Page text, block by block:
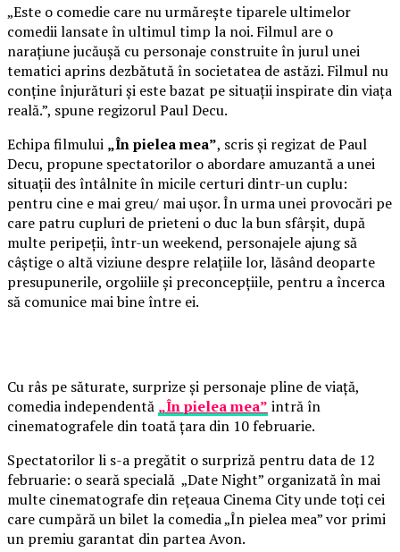
„Este o comedie care nu urmărește tiparele ultimelor
comedii lansate în ultimul timp la noi. Filmul are o
narațiune jucăușă cu personaje construite în jurul unei
tematici aprins dezbătută în societatea de astăzi. Filmul nu
conține înjurături și este bazat pe situații inspirate din viața
reală.”, spune regizorul Paul Decu.
Echipa filmului „În pielea mea”, scris și regizat de Paul
Decu, propune spectatorilor o abordare amuzantă a unei
situații des întâlnite în micile certuri dintr-un cuplu:
pentru cine e mai greu/ mai ușor. În urma unei provocări pe
care patru cupluri de prieteni o duc la bun sfârșit, după
multe peripeții, într-un weekend, personajele ajung să
câștige o altă viziune despre relațiile lor, lăsând deoparte
presupunerile, orgoliile și preconcepțiile, pentru a încerca
să comunice mai bine între ei.
Cu râs pe săturate, surprize și personaje pline de viață,
comedia independentă „În pielea mea” intră în
cinematografele din toată țara din 10 februarie.
Spectatorilor li s-a pregătit o surpriză pentru data de 12
februarie: o seară specială „Date Night” organizată în mai
multe cinematografe din rețeaua Cinema City unde toți cei
care cumpără un bilet la comedia „În pielea mea” vor primi
un premiu garantat din partea Avon.